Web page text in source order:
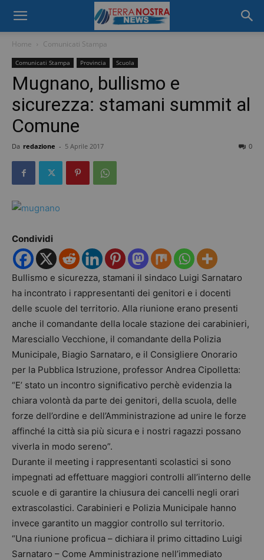
Home Comunicati Stampa
Comunicati Stampa Provincia Scuola
Mugnano, bullismo e
sicurezza: stamani summit al
Comune
Da redazione - 5 Aprile 2017 0
Condividi
Bullismo e sicurezza, stamani il sindaco Luigi Sarnataro
ha incontrato i rappresentanti dei genitori e i docenti
delle scuole del territorio. Alla riunione erano presenti
anche il comandante della locale stazione dei carabinieri,
Maresciallo Vecchione, il comandante della Polizia
Municipale, Biagio Sarnataro, e il Consigliere Onorario
per la Pubblica Istruzione, professor Andrea Cipolletta:
“E’ stato un incontro significativo perchè evidenzia la
chiara volontà da parte dei genitori, della scuola, delle
forze dell’ordine e dell’Amministrazione ad unire le forze
affinché la città sia più sicura e i nostri ragazzi possano
viverla in modo sereno”.
Durante il meeting i rappresentanti scolastici si sono
impegnati ad effettuare maggiori controlli all’interno delle
scuole e di garantire la chiusura dei cancelli negli orari
extrascolastici. Carabinieri e Polizia Municipale hanno
invece garantito un maggior controllo sul territorio.
“Una riunione proficua – dichiara il primo cittadino Luigi
Sarnataro – Come Amministrazione nell’immediato